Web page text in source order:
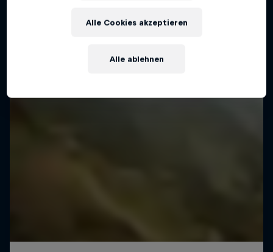
Alle ablehnen
Alle Cookies akzeptieren